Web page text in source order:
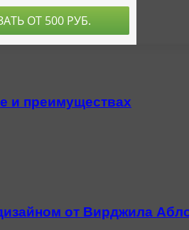
и преимуществах
от Вирджила